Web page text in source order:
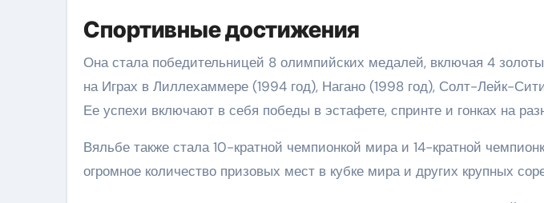
Спортивные достижения
Она стала победительницей 8 олимпийских медалей, включая 4
на Играх в Лиллехаммере (1994 год), Нагано (1998 год), Солт-Лейк-
Ее успехи включают в себя победы в эстафете, спринте и гонках на
Вяльбе также стала 10-кратной чемпионкой мира и 14-кратной
огромное количество призовых мест в кубке мира и других крупных